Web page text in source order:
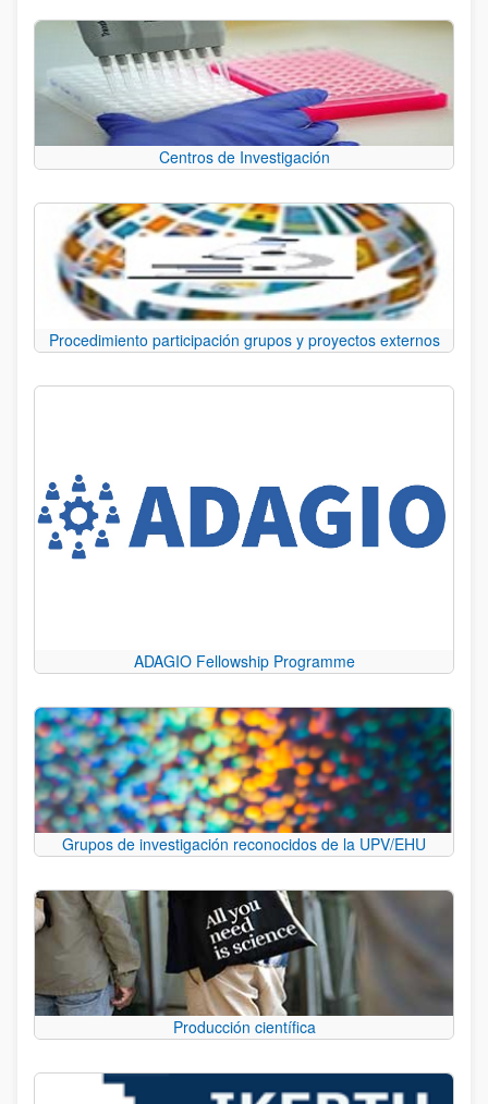
Centros de Investigación
Procedimiento participación grupos y proyectos externos
ADAGIO Fellowship Programme
Grupos de investigación reconocidos de la UPV/EHU
Producción científica